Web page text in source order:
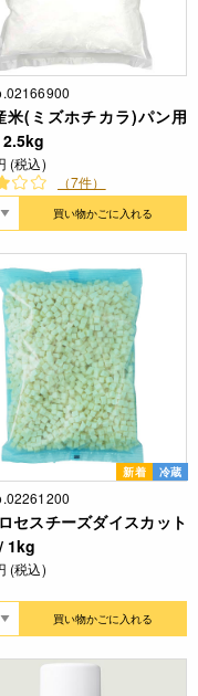
米(ミズホチカラ)パン用
(税込)
（7件）
買い物かごに入れる
新着 冷蔵
セスチーズダイスカット
1kg
(税込)
買い物かごに入れる